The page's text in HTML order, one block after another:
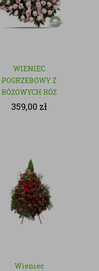
WIENIEC
POGRZEBOWY Z
RÓŻOWYCH RÓŻ
- NATURALNY
359,00 zł
Wieniec